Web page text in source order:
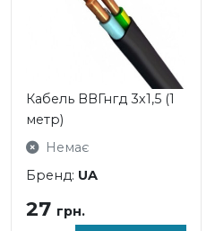
Кабель ВВГнгд 3х1,5 (1
метр)
Немає
Бренд: UA
27 грн.